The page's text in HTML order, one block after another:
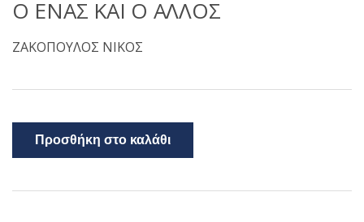
Ο ΕΝΑΣ ΚΑΙ Ο ΑΛΛΟΣ
ΖΑΚΟΠΟΥΛΟΣ ΝΙΚΟΣ
Προσθήκη στο καλάθι